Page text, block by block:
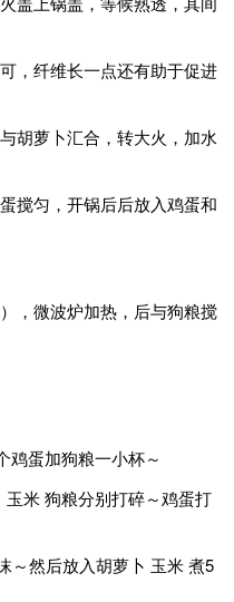
，纤维长一点还有助于促进
胡萝卜汇合，转大火，加水
搅匀，开锅后后放入鸡蛋和
，微波炉加热，后与狗粮搅
鸡蛋加狗粮一小杯～
米 狗粮分别打碎～鸡蛋打
然后放入胡萝卜 玉米 煮5